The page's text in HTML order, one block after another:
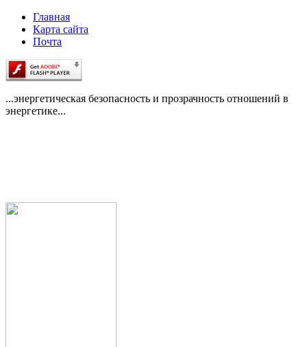
Главная
Карта сайта
Почта
...энергетическая безопасность и прозрачность отношений в
энергетике...